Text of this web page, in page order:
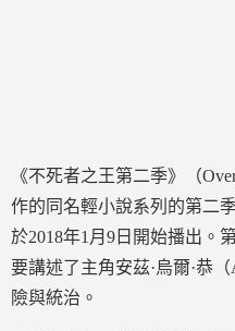
《不死者之王第二季》（
作的同名輕小說系列的第二
於2018年1月9日開始播出。
要講述了主角安茲·烏爾·恭
險與統治。